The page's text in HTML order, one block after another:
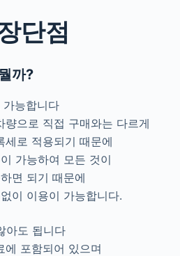
단점
까?
가능합니다
으로 직접 구매와는 다르게
세로 적용되기 때문에
가능하여 모든 것이
면 되기 때문에
이 이용이 가능합니다.
아도 됩니다
에 포함되어 있으며